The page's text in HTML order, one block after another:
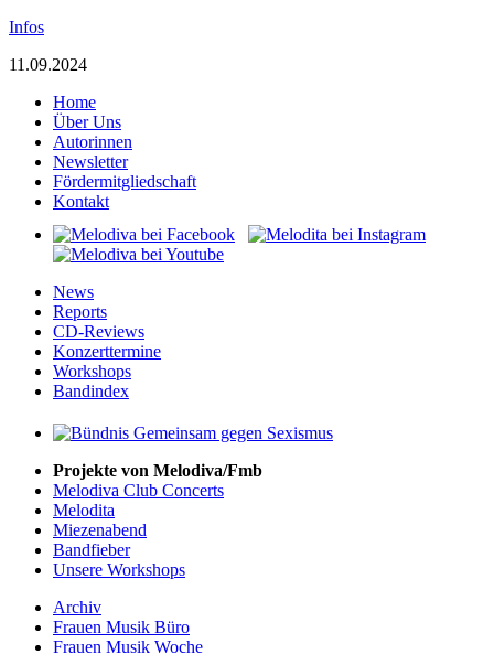
Infos
11.09.2024
Home
Über Uns
Autorinnen
Newsletter
Fördermitgliedschaft
Kontakt
News
Reports
CD-Reviews
Konzerttermine
Workshops
Bandindex
Projekte von Melodiva/Fmb
Melodiva Club Concerts
Melodita
Miezenabend
Bandfieber
Unsere Workshops
Archiv
Frauen Musik Büro
Frauen Musik Woche